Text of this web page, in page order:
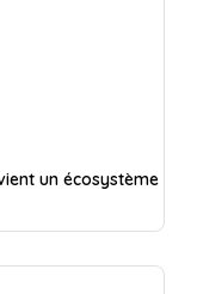
un écosystème